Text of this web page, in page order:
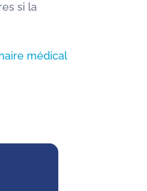
si la
médical